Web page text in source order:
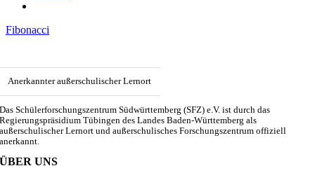
Fibonacci
Anerkannter außerschulischer Lernort
Das Schülerforschungszentrum Südwürttemberg (SFZ) e.V. ist durch das
Regierungspräsidium Tübingen des Landes Baden-Württemberg als
außerschulischer Lernort und außerschulisches Forschungszentrum offiziell
anerkannt.
ÜBER UNS